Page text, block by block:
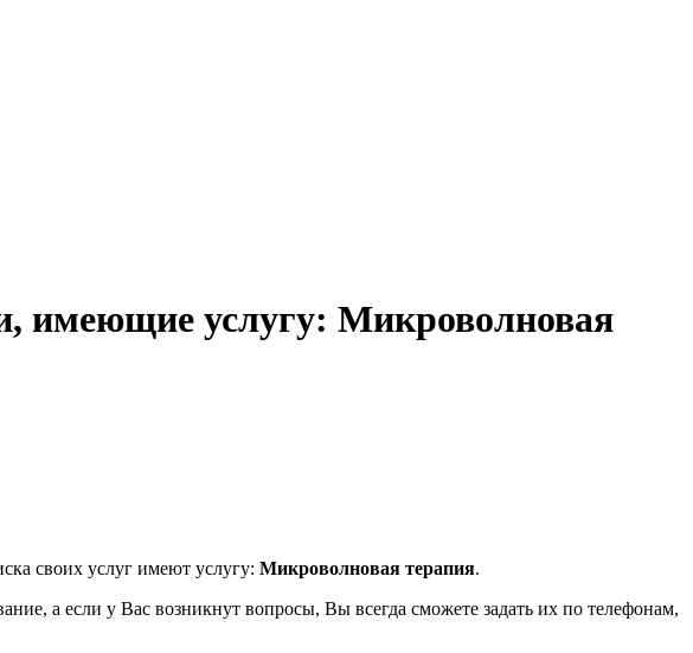
имеющие услугу: Микроволновая
своих услуг имеют услугу: Микроволновая терапия.
а если у Вас возникнут вопросы, Вы всегда сможете задать их по телефонам,